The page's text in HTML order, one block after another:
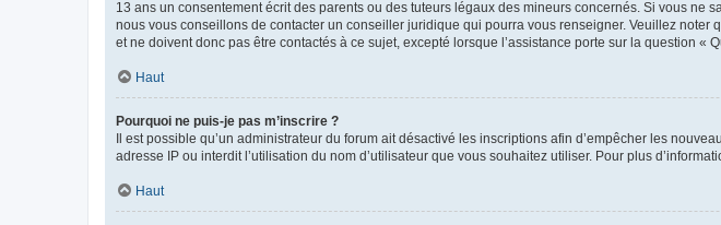
13 ans un consentement écrit des parents ou des tuteurs légaux des mineurs concernés. Si vous ne
nous vous conseillons de contacter un conseiller juridique qui pourra vous renseigner. Veuillez
et ne doivent donc pas être contactés à ce sujet, excepté lorsque l’assistance porte sur la question «
Haut
Pourquoi ne puis-je pas m’inscrire ?
Il est possible qu’un administrateur du forum ait désactivé les inscriptions afin d’empêcher les
adresse IP ou interdit l’utilisation du nom d’utilisateur que vous souhaitez utiliser. Pour plus
Haut